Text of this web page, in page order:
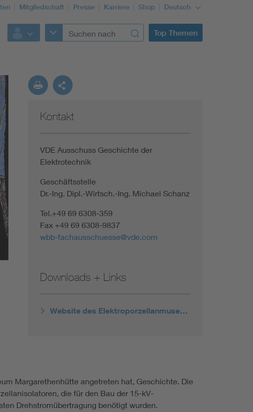
Mitgliedschaft Presse Karriere Shop Deutsch
Top Themen
Kontakt
VDE Ausschuss Geschichte der
Elektrotechnik
Geschäftsstelle
Dr.-Ing. Dipl.-Wirtsch.-Ing. Michael Schanz
Tel.+49 69 6308-359
Fax +49 69 6308-9837
wbb-fachausschuesse@vde.com
Downloads + Links
Website des Elektroporzellanmuseums
Margarethenhütte angetreten hat, Geschichte. Die
die für den Bau der 15-kV-
Drehstromübertragung benötigt wurden.